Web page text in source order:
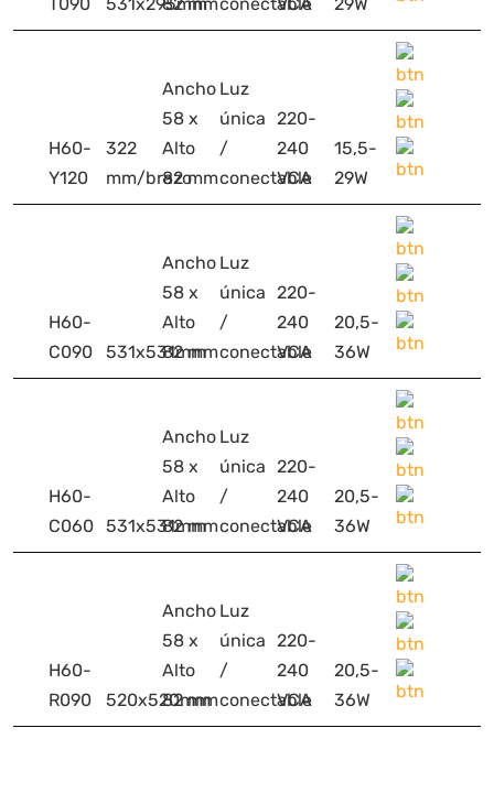
H60-
Y120
322
mm/brazo
Ancho
58 x
Alto
82 mm
Luz
única
/
conectable
220-
240
VCA
15,5-
29W
H60-
C090
531x531mm
Ancho
58 x
Alto
82 mm
Luz
única
/
conectable
220-
240
VCA
20,5-
36W
H60-
C060 531x531mm
Ancho
58 x
Alto
82 mm
Luz
única
/
conectable
220-
240
VCA
20,5-
36W
H60-
R090
520x520mm
Ancho
58 x
Alto
82 mm
Luz
única
/
conectable
220-
240
VCA
20,5-
36W